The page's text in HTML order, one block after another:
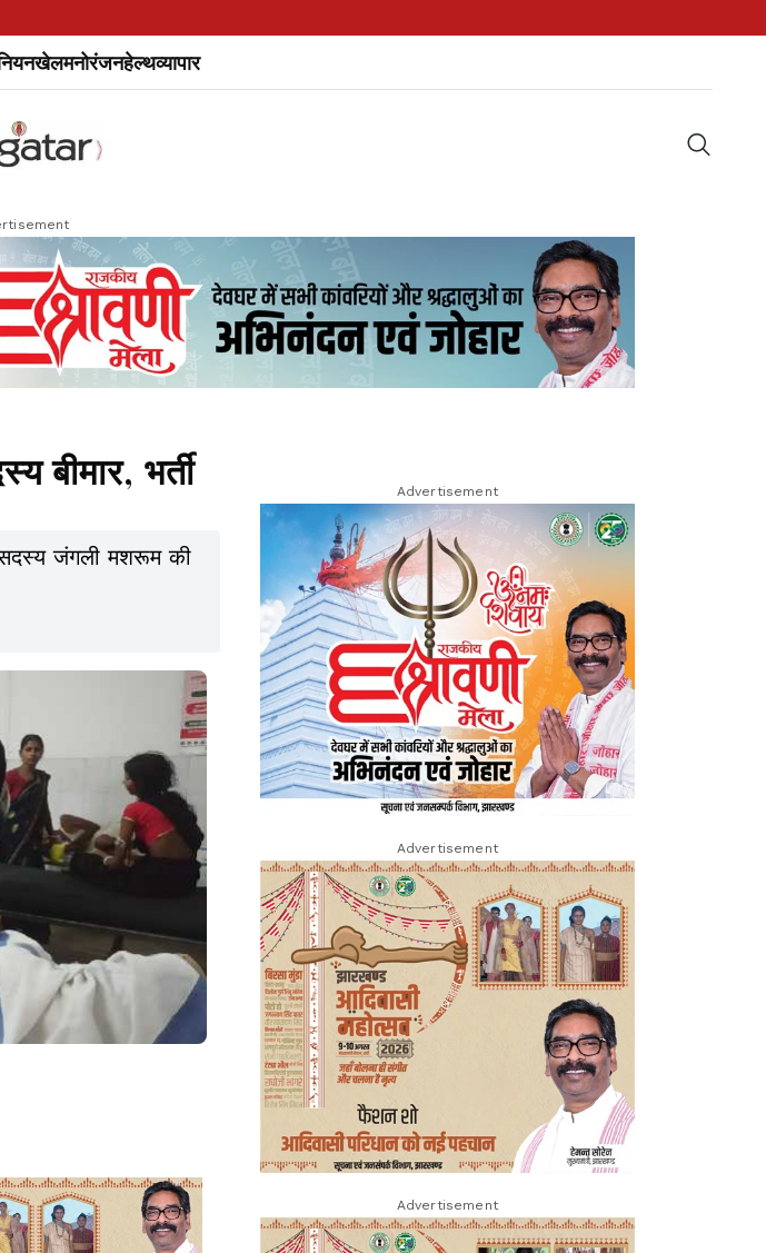
खेलमनोरंजनहेल्थव्यापार
भर्ती
जंगली मशरूम की
Advertisement
Advertisement
Advertisement